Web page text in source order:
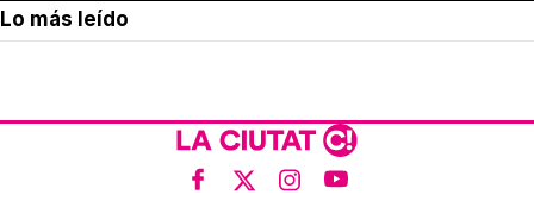
Lo más leído